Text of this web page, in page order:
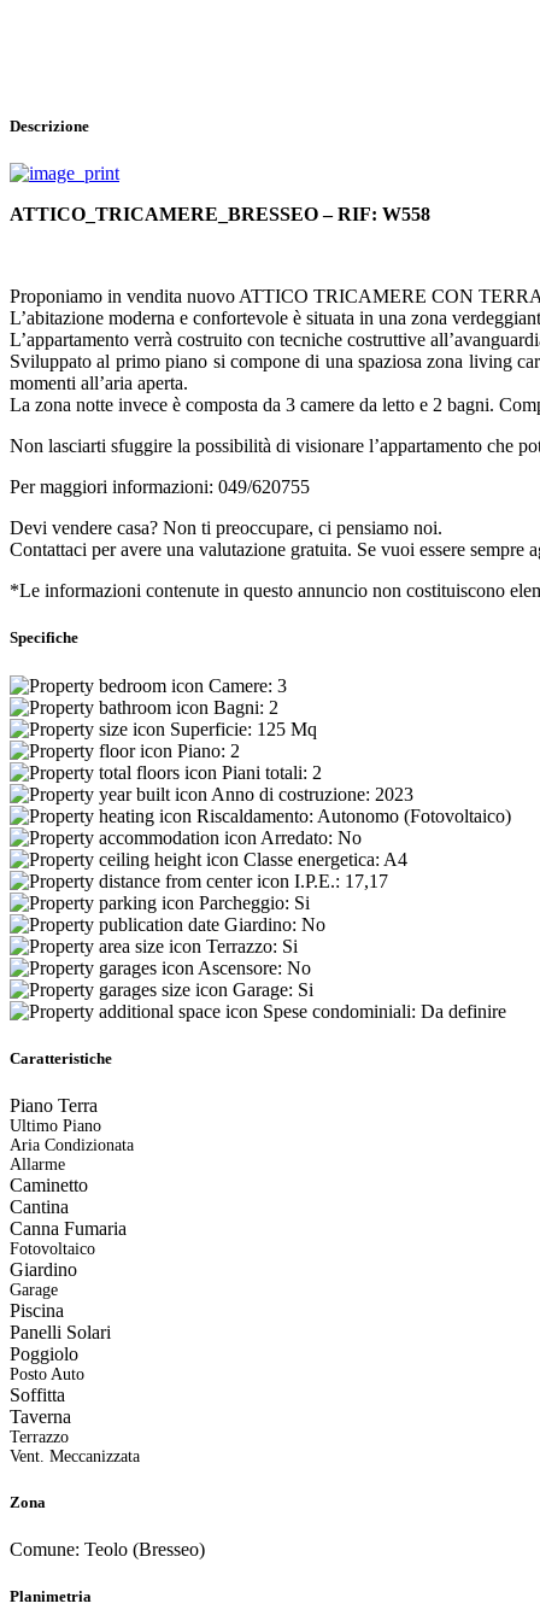
Descrizione
ATTICO_TRICAMERE_BRESSEO – RIF: W558
Proponiamo in vendita nuovo ATTICO TRICAMERE CON
L’abitazione moderna e confortevole è situata in una zona
L’appartamento verrà costruito con tecniche costruttive
Sviluppato al primo piano si compone di una spaziosa zona living
momenti all’aria aperta.
La zona notte invece è composta da 3 camere da letto e 2 bagni.
Non lasciarti sfuggire la possibilità di visionare l’appartamento che
Per maggiori informazioni: 049/620755
Devi vendere casa? Non ti preoccupare, ci pensiamo noi.
Contattaci per avere una valutazione gratuita. Se vuoi essere
*Le informazioni contenute in questo annuncio non costituiscono
Specifiche
Camere: 3
Bagni: 2
Superficie: 125 Mq
Piano: 2
Piani totali: 2
Anno di costruzione: 2023
Riscaldamento: Autonomo (Fotovoltaico)
Arredato: No
Classe energetica: A4
I.P.E.: 17,17
Parcheggio: Si
Giardino: No
Terrazzo: Si
Ascensore: No
Garage: Si
Spese condominiali: Da definire
Caratteristiche
Piano Terra
Ultimo Piano
Aria Condizionata
Allarme
Caminetto
Cantina
Canna Fumaria
Fotovoltaico
Giardino
Garage
Piscina
Panelli Solari
Poggiolo
Posto Auto
Soffitta
Taverna
Terrazzo
Vent. Meccanizzata
Zona
Comune: Teolo (Bresseo)
Planimetria